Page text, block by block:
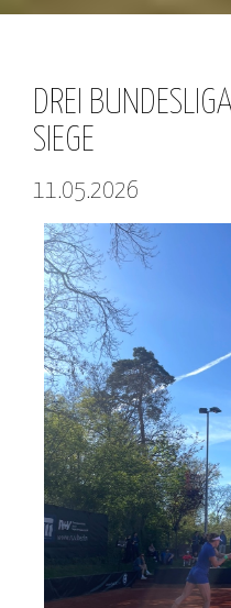
DREI
SIEGE
11.05.2026